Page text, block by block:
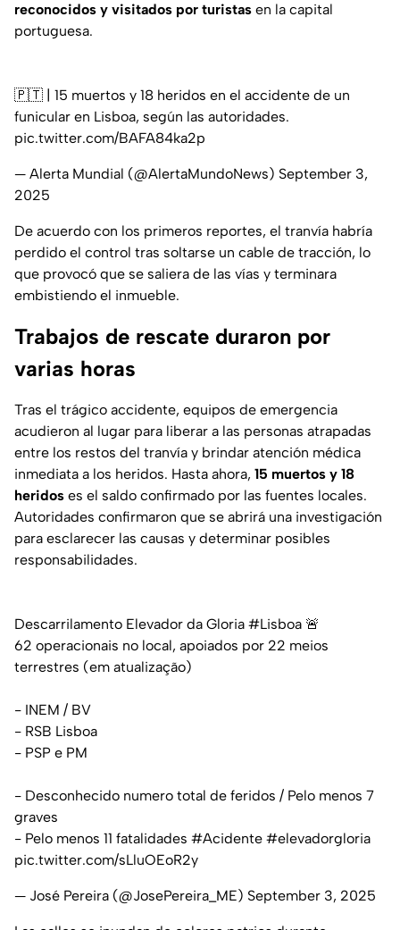
reconocidos y visitados por turistas en la capital
portuguesa.
🇵🇹 | 15 muertos y 18 heridos en el accidente de un
funicular en Lisboa, según las autoridades.
pic.twitter.com/BAFA84ka2p
— Alerta Mundial (@AlertaMundoNews) September 3,
2025
De acuerdo con los primeros reportes, el tranvía habría
perdido el control tras soltarse un cable de tracción, lo
que provocó que se saliera de las vías y terminara
embistiendo el inmueble.
Trabajos de rescate duraron por
varias horas
Tras el trágico accidente, equipos de emergencia
acudieron al lugar para liberar a las personas atrapadas
entre los restos del tranvía y brindar atención médica
inmediata a los heridos. Hasta ahora, 15 muertos y 18
heridos es el saldo confirmado por las fuentes locales.
Autoridades confirmaron que se abrirá una investigación
para esclarecer las causas y determinar posibles
responsabilidades.
Descarrilamento Elevador da Gloria #Lisboa 🚨
62 operacionais no local, apoiados por 22 meios
terrestres (em atualização)
- INEM / BV
- RSB Lisboa
- PSP e PM
- Desconhecido numero total de feridos / Pelo menos 7
graves
- Pelo menos 11 fatalidades #Acidente #elevadorgloria
pic.twitter.com/sLluOEoR2y
— José Pereira (@JosePereira_ME) September 3, 2025